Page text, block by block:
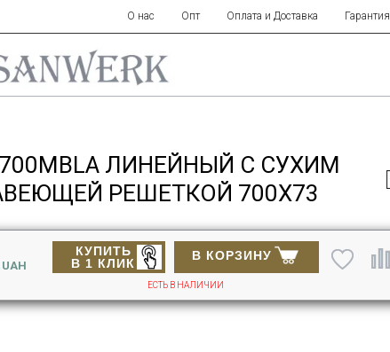
О нас Опт Оплата и Доставка Гарантия
700MBLA ЛИНЕЙНЫЙ С СУХИМ
РЕШЕТКОЙ 700Х73
UAH
В КОРЗИНУ
КУПИТЬ
В 1 КЛИК
ЕСТЬ В НАЛИЧИИ